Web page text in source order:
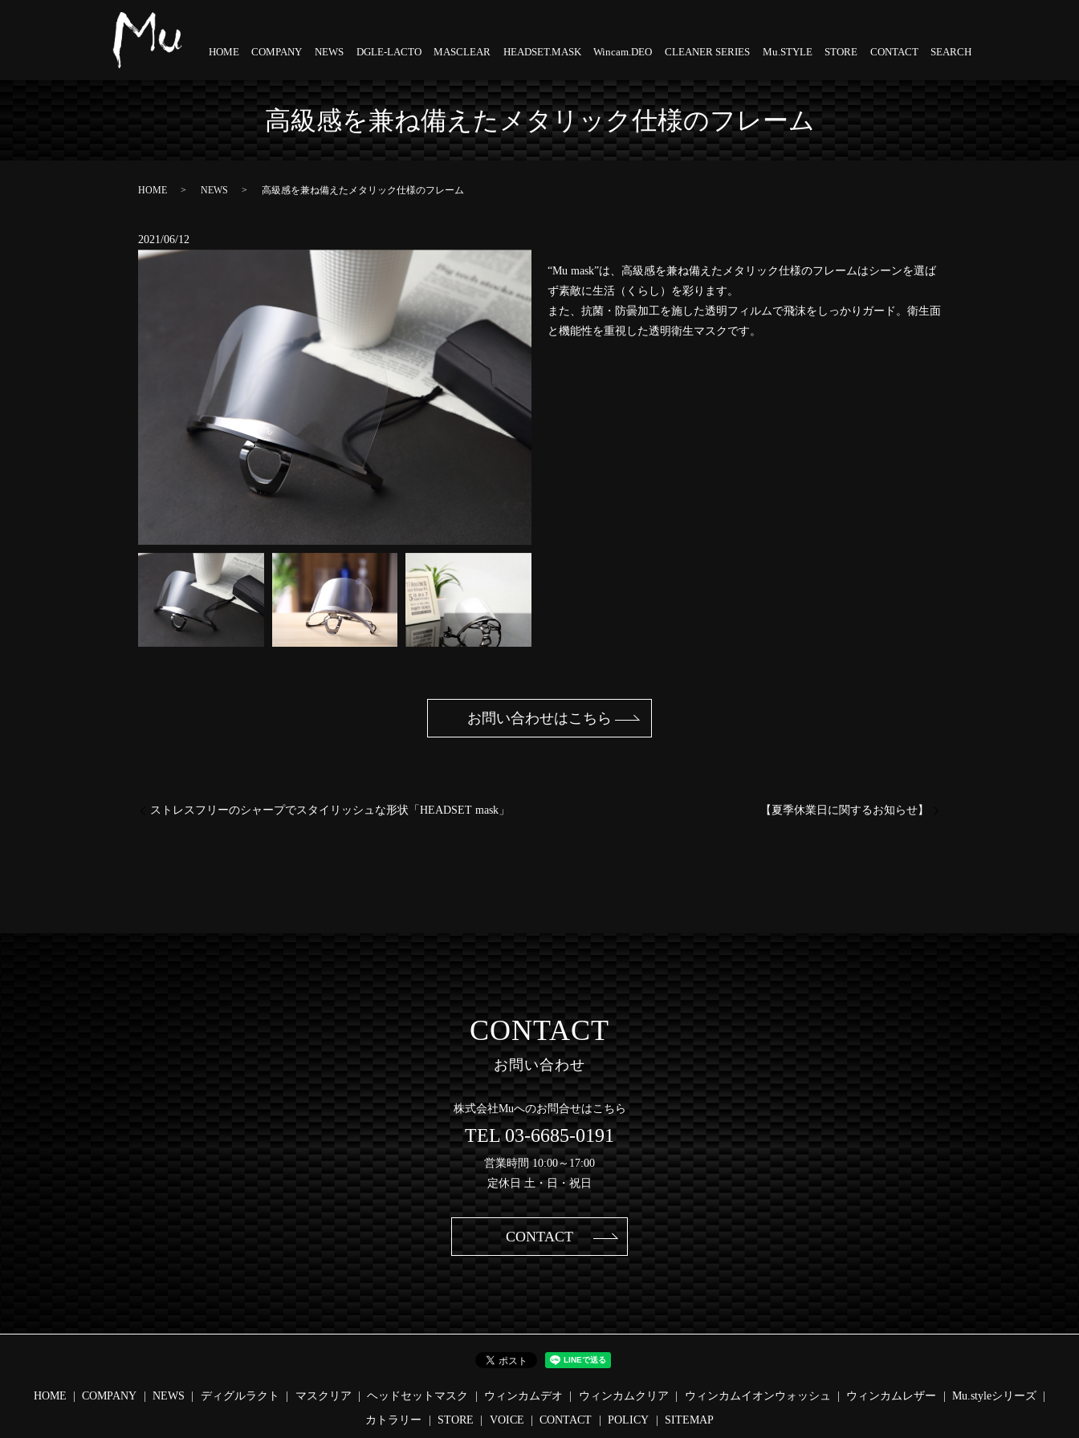
HOME COMPANY NEWS DGLE-LACTO MASCLEAR HEADSET.MASK Wincam.DEO CLEANER SERIES Mu.STYLE STORE CONTACT SEARCH
高級感を兼ね備えたメタリック仕様のフレーム
HOME NEWS 高級感を兼ね備えたメタリック仕様のフレーム
2021/06/12
“Mu mask”は、高級感を兼ね備えたメタリック仕様のフレームはシーンを選ば
ず素敵に生活（くらし）を彩ります。
また、抗菌・防曇加工を施した透明フィルムで飛沫をしっかりガード。衛生面
と機能性を重視した透明衛生マスクです。
お問い合わせはこちら
ストレスフリーのシャープでスタイリッシュな形状「HEADSET mask」 【夏季休業日に関するお知らせ】
CONTACT
お問い合わせ
株式会社Muへのお問合せはこちら
TEL03-6685-0191
営業時間 10:00～17:00
定休日 土・日・祝日
CONTACT
HOME COMPANY NEWS ディグルラクト マスクリア ヘッドセットマスク ウィンカムデオ ウィンカムクリア ウィンカムイオンウォッシュ ウィンカムレザー
Mu.styleシリーズ
カトラリー
STORE VOICE CONTACT POLICY SITEMAP